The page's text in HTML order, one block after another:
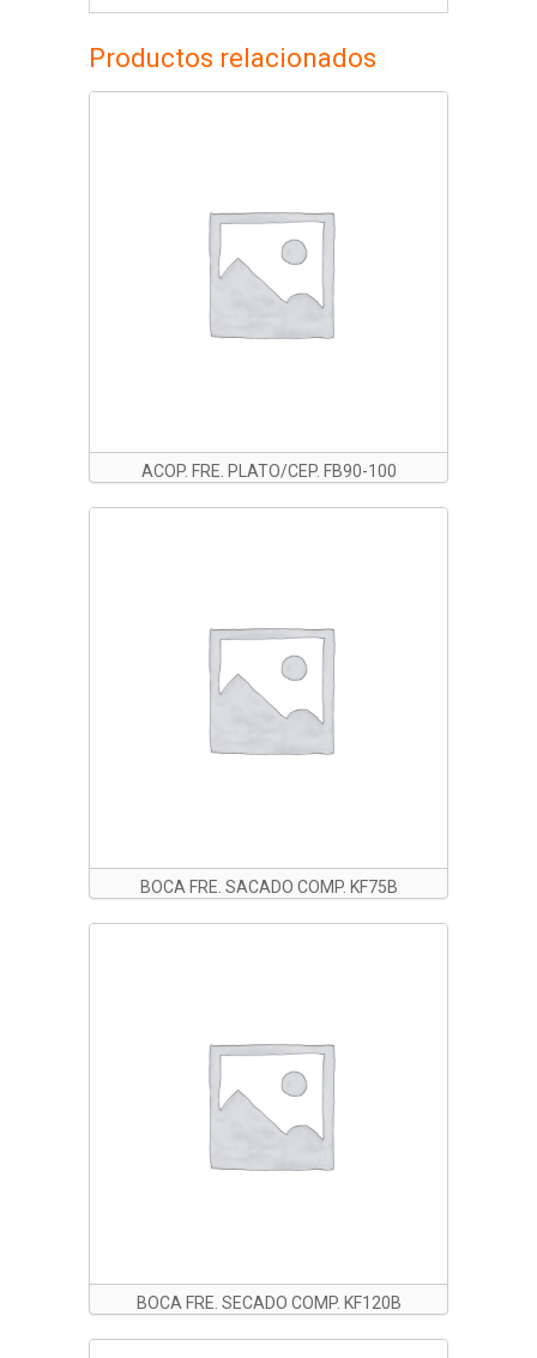
Productos relacionados
ACOP. FRE. PLATO/CEP. FB90-100
BOCA FRE. SACADO COMP. KF75B
BOCA FRE. SECADO COMP. KF120B